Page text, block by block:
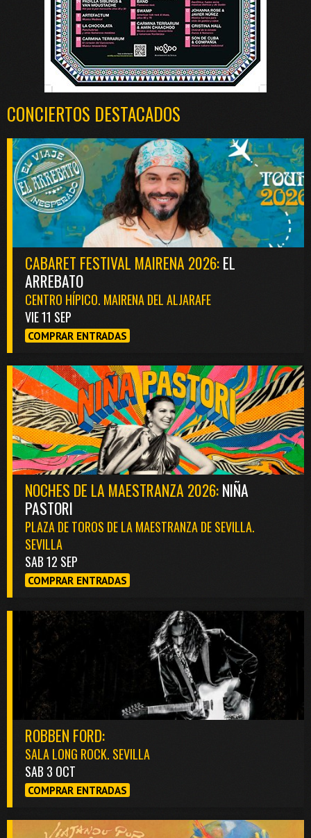
CONCIERTOS DESTACADOS
CABARET FESTIVAL MAIRENA 2026:EL
ARREBATO
CENTRO HÍPICO. MAIRENA DEL ALJARAFE
VIE 11 SEP
COMPRAR ENTRADAS
NOCHES DE LA MAESTRANZA 2026:NIÑA
PASTORI
PLAZA DE TOROS DE LA MAESTRANZA DE SEVILLA.
SEVILLA
SAB 12 SEP
COMPRAR ENTRADAS
ROBBEN FORD:
SALA LONG ROCK. SEVILLA
SAB 3 OCT
COMPRAR ENTRADAS